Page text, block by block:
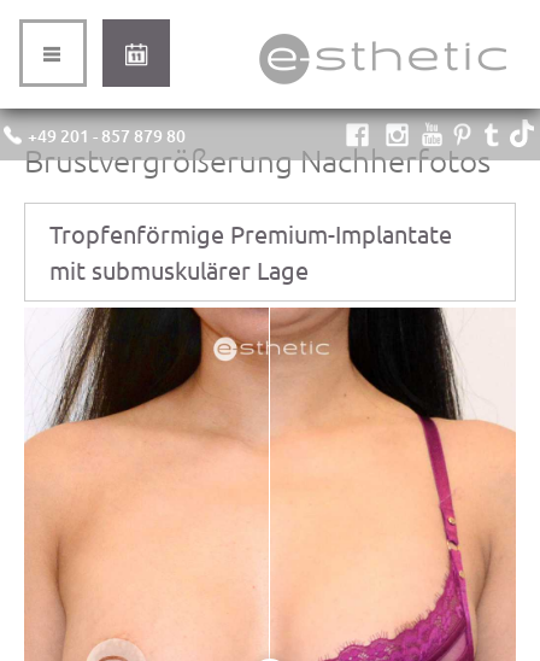
+49 201 - 857 879 80
Brustvergrößerung Nachherfotos
Tropfenförmige Premium-Implantate
mit submuskulärer Lage